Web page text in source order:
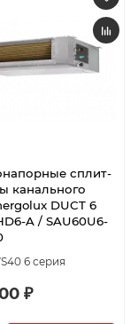
сплит-
канального
DUCT 6
A / SAU60U6-
6 серия
₽